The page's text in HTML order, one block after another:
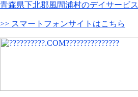
青森県下北郡風間浦村のデイサービス
>> スマートフォンサイトはこちら